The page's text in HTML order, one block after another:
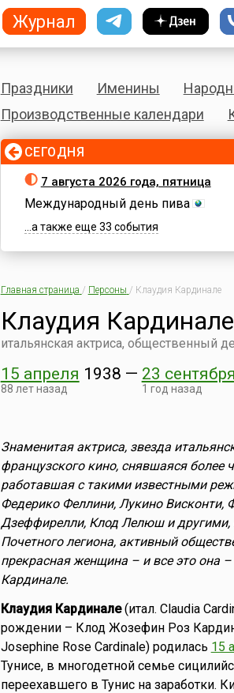
Праздники Именины
Производственные календари
СЕГОДНЯ
7 августа 2026 года, пятница
Международный день пива
...а также еще 33 события
Главная страница / Персоны / Клаудия Кардинале
Клаудия Кардинале
итальянская актриса, общественный
15 апреля 1938
88 лет назад
— 23 сентября
1 год назад
Знаменитая актриса, звезда
французского кино, снявшаяся более
работавшая с такими известными
Федерико Феллини, Лукино Висконти,
Дзеффирелли, Клод Лелюш и другими,
Почетного легиона, активный
прекрасная женщина – и все это она
Кардинале.
Клаудия Кардинале(итал. Claudia
рождении – Клод Жозефин Роз
Josephine Rose Cardinale) родилась 15
Тунисе, в многодетной семье
переехавшего в Тунис на заработки.
Журнал